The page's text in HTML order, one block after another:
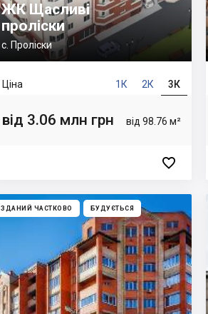
ЖК Щасливі
проліски
с. Проліски
1К 2К 3К
Ціна
від 98.76 м²
від 3.06 млн грн

ЗДАНИЙ ЧАСТКОВО БУДУЄТЬСЯ